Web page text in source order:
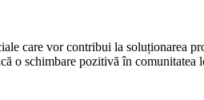
care vor contribui la soluționarea
o schimbare pozitivă în comunitatea